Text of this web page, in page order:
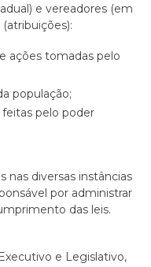
e vereadores (em
ações tomadas pelo
população;
feitas pelo poder
nas diversas instâncias
por administrar
das leis.
e Legislativo,